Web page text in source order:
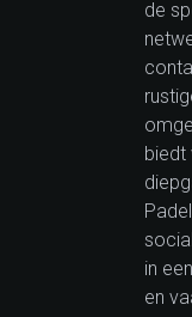
de
biedt
in
en